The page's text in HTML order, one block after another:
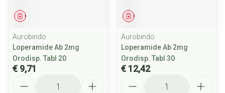
Geneesmiddel
Aurobindo
Loperamide Ab 2mg
Orodisp. Tabl 20
€ 9,71
Geneesmiddel
Aurobindo
Loperamide Ab 2mg
Orodisp. Tabl 30
€ 12,42